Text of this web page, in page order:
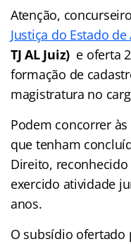
Atenção,
Justiça do Estado de
TJ AL Juiz) e oferta
formação de
magistratura no
Podem concorrer
que tenham
Direito,
exercido atividade
anos.
O subsídio ofertado